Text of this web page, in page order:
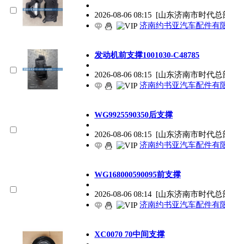
2026-08-06 08:15 [山东济南市时代总
济南约书亚汽车配件有
发动机前支撑1001030-C48785
2026-08-06 08:15 [山东济南市时代总
济南约书亚汽车配件有
WG9925590350后支撑
2026-08-06 08:15 [山东济南市时代总
济南约书亚汽车配件有
WG168000590095前支撑
2026-08-06 08:14 [山东济南市时代总
济南约书亚汽车配件有
XC0070 70中间支撑